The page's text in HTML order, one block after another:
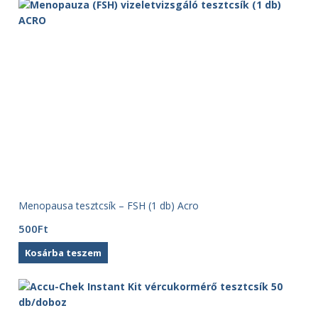
Menopausa tesztcsík – FSH (1 db) Acro
500Ft
Kosárba teszem